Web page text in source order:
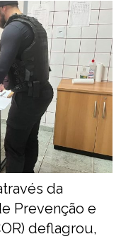
da
Prevenção e
deflagrou,